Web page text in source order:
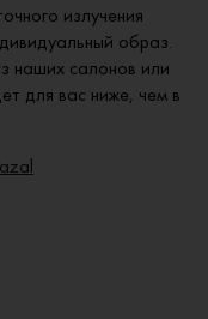
излучения
образ.
наших салонов или
для вас ниже, чем в